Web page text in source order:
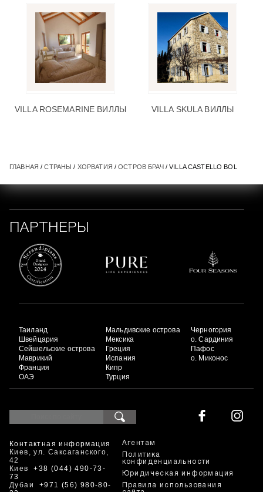
VILLA ROSEMARINE ВИЛЛЫ VILLA SKULA ВИЛЛЫ
ГЛАВНАЯ /СТРАНЫ / ХОРВАТИЯ /ОСТРОВ БРАЧ/ VILLA CASTELLO BOL
ПАРТНЕРЫ
Таиланд
Швейцария
Сейшельские острова
Маврикий
Франция
ОАЭ
Мальдивские острова
Мексика
Греция
Испания
Кипр
Турция
Черногория
о. Сардиния
Пафос
о. Миконос
Контактная информация
Киев, ул. Саксаганского,
42
Киев+38 (044) 490-73-
73
Дубаи +971 (56) 980-80-
Агентам
Политика
конфиденциальности
Юридическая информация
Правила использования